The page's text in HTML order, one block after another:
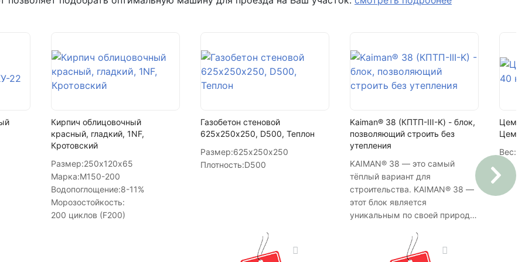
Написать в Telegram
Написать на почту
Кирпич облицовочный
красный, гладкий, 1NF,
Кротовский
Размер:250х120х65
Марка:М150-200
Водопоглощение:8-11%
Морозостойкость:
200 циклов (F200)
Газобетон стеновой
625х250х250, D500, Теплон
Размер:625х250х250
Плотность:D500
Kaiman® 38 (КПТП-III-K) - блок,
позволяющий строить без
утепления
KAIMAN® 38 — это самый
тёплый вариант для
строительства. KAIMAN® 38 —
этот блок является
уникальным по своей природе,
прочность для возведения
домов с несущими стенами до
Вес: